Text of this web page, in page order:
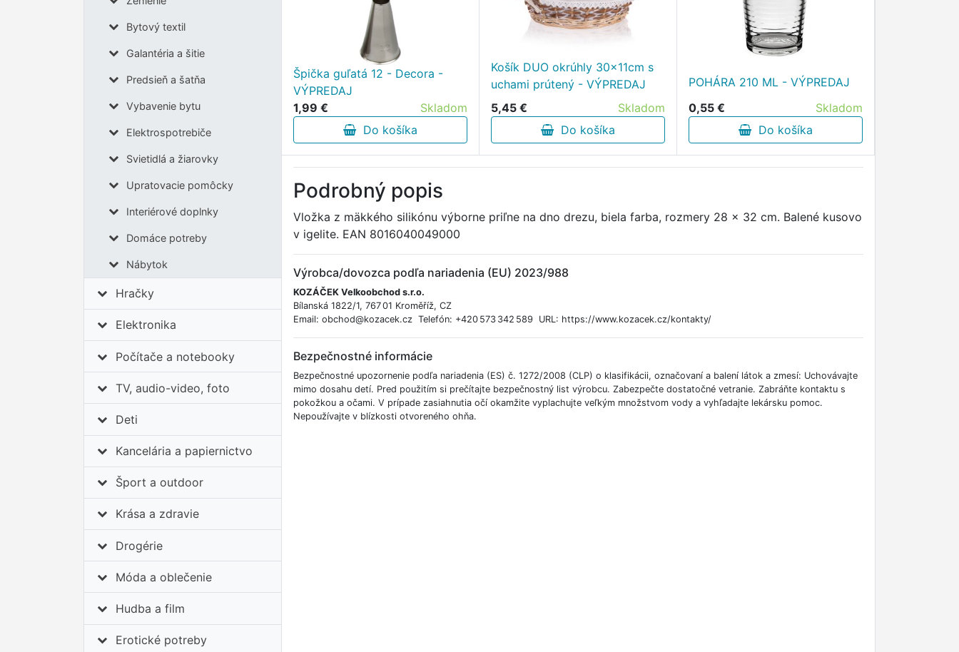
Bytový textil
Galantéria a šitie
Predsieň a šatňa
Vybavenie bytu
Elektrospotrebiče
Svietidlá a žiarovky
Upratovacie pomôcky
Interiérové doplnky
Domáce potreby
Nábytok
Hračky
Elektronika
Počítače a notebooky
TV, audio-video, foto
Deti
Kancelária a papiernictvo
Šport a outdoor
Krása a zdravie
Drogérie
Móda a oblečenie
Hudba a film
Erotické potreby
Špička guľatá 12 - Decora -
VÝPREDAJ
1,99 €
Skladom
Do košíka
Košík DUO okrúhly 30x11cm s
uchami prútený - VÝPREDAJ
5,45 €
Skladom
Do košíka
POHÁRA 210 ML - VÝPREDAJ
0,55 €
Skladom
Do košíka
Podrobný popis
Vložka z mäkkého silikónu výborne priľne na dno drezu, biela farba, rozmery 28 x 32 cm. Balené kusovo
v igelite. EAN 8016040049000
Výrobca/dovozca podľa nariadenia (EU) 2023/988
KOZÁČEK Velkoobchod s.r.o.
Bílanská 1822/1, 767 01 Kroměříž, CZ
Email: obchod@kozacek.cz Telefón: +420 573 342 589 URL: https://www.kozacek.cz/kontakty/
Bezpečnostné informácie
Bezpečnostné upozornenie podľa nariadenia (ES) č. 1272/2008 (CLP) o klasifikácii, označovaní a balení látok a zmesí: Uchovávajte
mimo dosahu detí. Pred použitím si prečítajte bezpečnostný list výrobcu. Zabezpečte dostatočné vetranie. Zabráňte kontaktu s
pokožkou a očami. V prípade zasiahnutia očí okamžite vyplachujte veľkým množstvom vody a vyhľadajte lekársku pomoc.
Nepoužívajte v blízkosti otvoreného ohňa.